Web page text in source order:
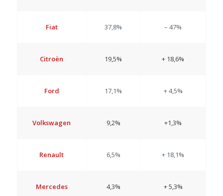
Fiat 37,8% – 47%
Citroën 19,5% + 18,6%
Ford 17,1% + 4,5%
Volkswagen 9,2% +1,3%
Renault 6,5% + 18,1%
Mercedes 4,3% + 5,3%